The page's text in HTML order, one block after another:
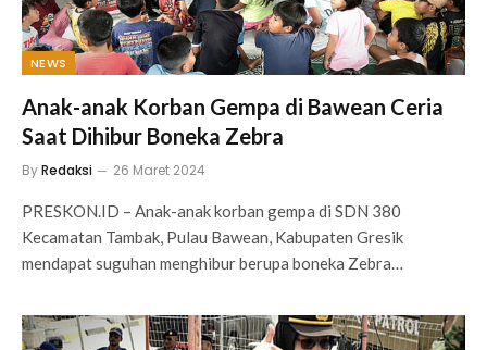
NEWS
Anak-anak Korban Gempa di Bawean Ceria
Saat Dihibur Boneka Zebra
ByRedaksi 26 Maret 2024
PRESKON.ID – Anak-anak korban gempa di SDN 380
Kecamatan Tambak, Pulau Bawean, Kabupaten Gresik
mendapat suguhan menghibur berupa boneka Zebra…